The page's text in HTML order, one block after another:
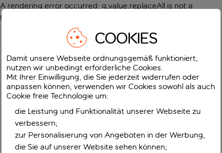
A rendering error occurred: g.value.replaceAll is not a
function
COOKIES
Damit unsere Webseite ordnungsgemäß funktioniert,
nutzen wir unbedingt erforderliche Cookies.
Mit Ihrer Einwilligung, die Sie jederzeit widerrufen oder
anpassen können, verwenden wir Cookies sowohl als auch
Cookie freie Technologie um:
die Leistung und Funktionalität unserer Webseite zu
verbessern;
zur Personalisierung von Angeboten in der Werbung,
die Sie auf unserer Website sehen können;